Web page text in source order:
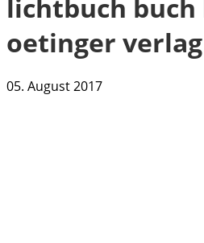
lichtbuch
oetinger
05. August 2017